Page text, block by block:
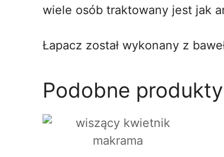
wiele osób traktowany jest jak
Łapacz został wykonany z
Podobne produkty